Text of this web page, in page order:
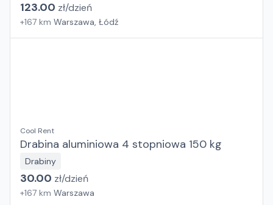
123.00 zł/dzień
+167 km Warszawa, Łódź
Cool Rent
Drabina aluminiowa 4 stopniowa 150 kg
Drabiny
30.00 zł/dzień
+167 km Warszawa